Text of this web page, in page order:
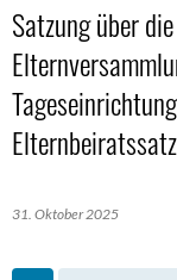
Satzung über
31. Oktober 2025